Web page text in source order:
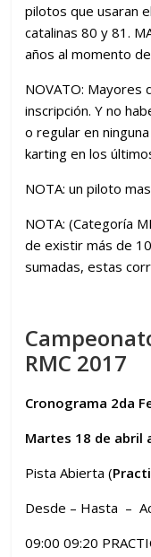
pilotos que usaran
catalinas 80 y 81.
años al momento
NOVATO: Mayores
inscripción. Y no
o regular en
karting en los
NOTA: un piloto
NOTA: (Categoría
de existir más de
sumadas, estas
RMC 2017
Cronograma 2da
Martes 18 de abril
Pista Abierta (
Desde – Hasta –
09:00 09:20